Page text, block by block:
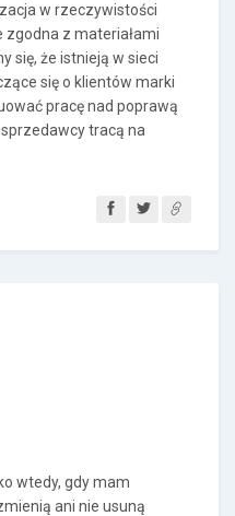
w rzeczywistości
zgodna z materiałami
się, że istnieją w sieci
się o klientów marki
pracę nad poprawą
tracą na
wtedy, gdy mam
ani nie usuną